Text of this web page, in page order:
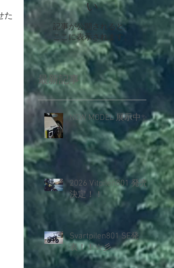
た
い
記事が公開されると、
ここに表示されます。
最新記事
NEW MODEL 展示中✨️
2026 Vitpilen801 発売
決定！！
Svartpilen801 SE発
表！！☆彡